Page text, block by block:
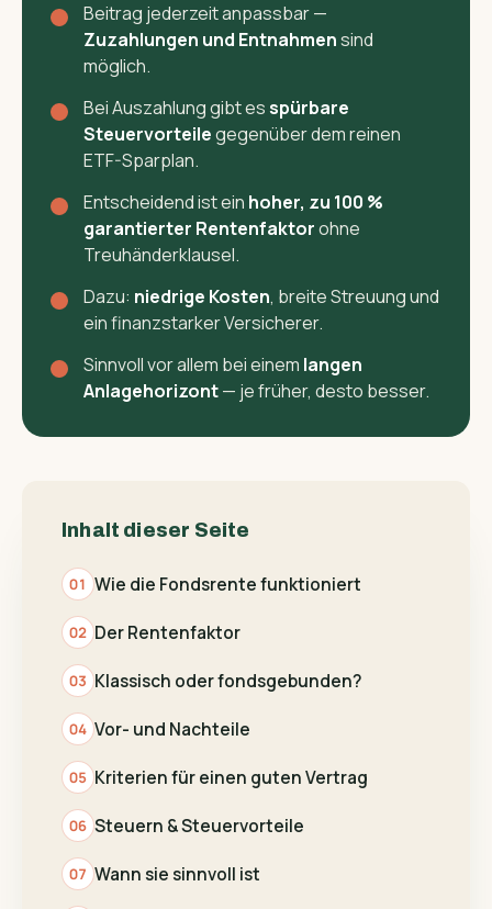
Beitrag jederzeit anpassbar —
Zuzahlungen und Entnahmensind
möglich.
Bei Auszahlung gibt esspürbare
Steuervorteilegegenüber dem reinen
ETF-Sparplan.
Entscheidend ist ein hoher, zu 100 %
garantierter Rentenfaktorohne
Treuhänderklausel.
Dazu: niedrige Kosten, breite Streuung und
ein finanzstarker Versicherer.
Sinnvoll vor allem bei einem langen
Anlagehorizont— je früher, desto besser.
Inhalt dieser Seite
Wie die Fondsrente funktioniert
Der Rentenfaktor
Klassisch oder fondsgebunden?
Vor- und Nachteile
Kriterien für einen guten Vertrag
Steuern & Steuervorteile
Wann sie sinnvoll ist